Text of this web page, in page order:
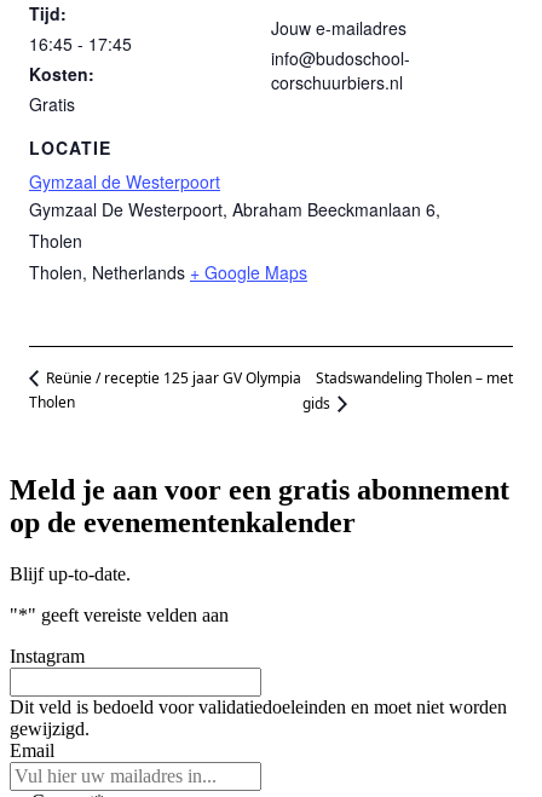
Tijd:
16:45 - 17:45
Kosten:
Gratis
LOCATIE
Gymzaal de Westerpoort
Gymzaal De Westerpoort, Abraham Beeckmanlaan 6,
Tholen
Tholen, Netherlands + Google Maps
Jouw e-mailadres
info@budoschool-
corschuurbiers.nl
Reünie / receptie 125 jaar GV Olympia
Tholen
Stadswandeling Tholen – met
gids
Meld je aan voor een gratis abonnement
op de evenementenkalender
Blijf up-to-date.
"*" geeft vereiste velden aan
Instagram
Dit veld is bedoeld voor validatiedoeleinden en moet niet worden
gewijzigd.
Email